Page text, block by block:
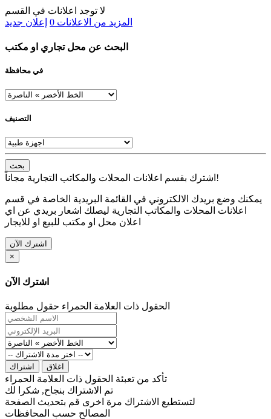
لا توجد اعلانات في القسم
المزيد من الاعلانات 0 إعلان جديد
البحث عن محل تجاري او مكتب
في محافظة
التصنيف
بحث
اشترك بقسم اعلانات المحلات والمكاتب التجارية مجاناً!
يمكنك وضع بريدك الالكتروني في القائمة البريدية الخاصة في قسم
اعلانات المحلات والمكاتب التجارية ليصلك اشعار بريدي عن اي
اعلان محل او مكتب للبيع او للايجار
اشترك الآن
×
اشترك الآن
الحقول ذات العلامة الحمراء حقول مطلوبة
اشتراك اغلاق
تأكد من تعبئة الحقول ذات العلامة الحمراء
تم الاشتراك بنجاح, شكرا لك
لتستطيع الاشتراك مرة اخرى قم بتحديث الصفحة
المصالح حسب المحافظات